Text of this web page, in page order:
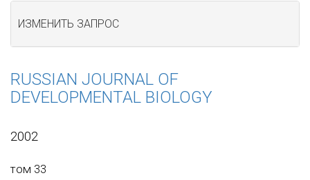
ИЗМЕНИТЬ ЗАПРОС
RUSSIAN JOURNAL OF
DEVELOPMENTAL BIOLOGY
2002
том 33